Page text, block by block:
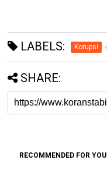
LABELS: Korupsi
SHARE:
RECOMMENDED FOR YOU